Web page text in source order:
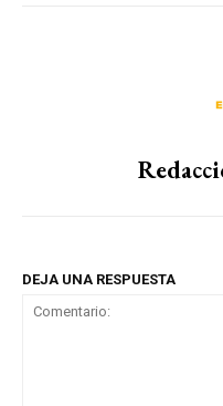
DEJA UNA RESPUESTA